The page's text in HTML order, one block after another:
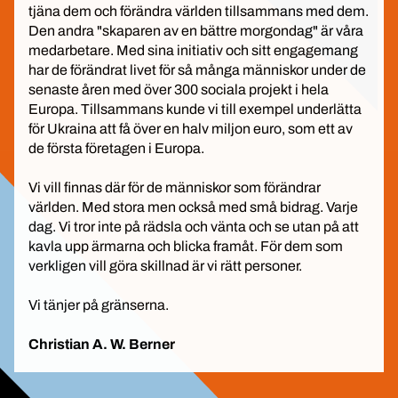
tjäna dem och förändra världen tillsammans med dem.
Den andra "skaparen av en bättre morgondag" är våra
medarbetare. Med sina initiativ och sitt engagemang
har de förändrat livet för så många människor under de
senaste åren med över 300 sociala projekt i hela
Europa. Tillsammans kunde vi till exempel underlätta
för Ukraina att få över en halv miljon euro, som ett av
de första företagen i Europa.
Vi vill finnas där för de människor som förändrar
världen. Med stora men också med små bidrag. Varje
dag. Vi tror inte på rädsla och vänta och se utan på att
kavla upp ärmarna och blicka framåt. För dem som
verkligen vill göra skillnad är vi rätt personer.
Vi tänjer på gränserna.
Christian A. W. Berner